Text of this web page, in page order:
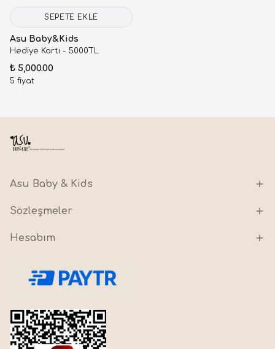
SEPETE EKLE
Asu Baby&Kids
Hediye Kartı - 5000TL
₺ 5,000.00
5 fiyat
Asu Baby & Kids
Sözleşmeler
Hesabım